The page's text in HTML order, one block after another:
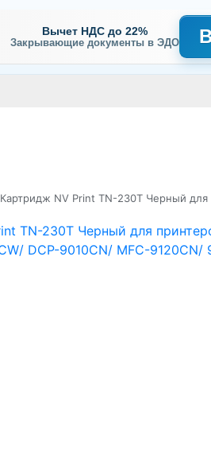
Вычет НДС до 22%
Закрывающие документы в ЭДО
Картридж NV Print TN-230T Черный для